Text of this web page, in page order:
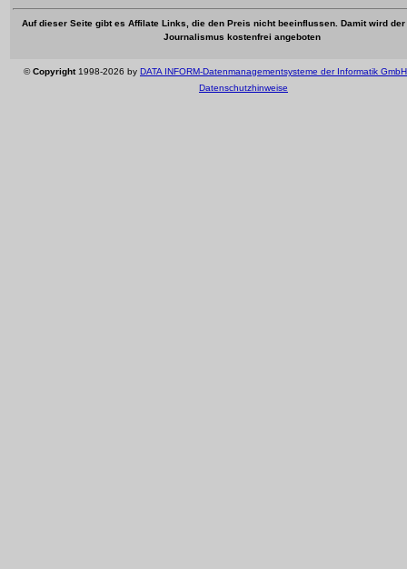
Auf dieser Seite gibt es Affilate Links, die den Preis nicht beeinflussen. Damit wird
Journalismus kostenfrei angeboten
©Copyright1998-2026 by DATA INFORM-Datenmanagementsysteme der Informatik GmbH
Datenschutzhinweise